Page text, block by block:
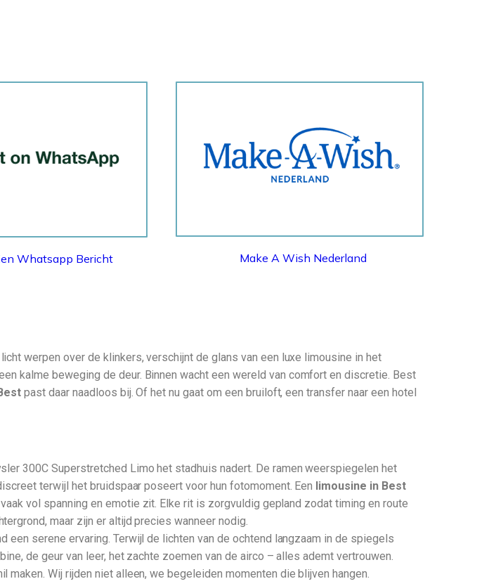
WHATSAPP
Whatsapp Bericht
MAKE A WISH NEDERLAND
Make A Wish Nederland
werpen over de klinkers, verschijnt de glans van een luxe limousine in het
kalme beweging de deur. Binnen wacht een wereld van comfort en discretie. Best
past daar naadloos bij. Of het nu gaat om een bruiloft, een transfer naar een hotel
300C Superstretched Limo het stadhuis nadert. De ramen weerspiegelen het
terwijl het bruidspaar poseert voor hun fotomoment. Een limousine in Best
vol spanning en emotie zit. Elke rit is zorgvuldig gepland zodat timing en route
maar zijn er altijd precies wanneer nodig.
serene ervaring. Terwijl de lichten van de ochtend langzaam in de spiegels
de geur van leer, het zachte zoemen van de airco – alles ademt vertrouwen.
Wij rijden niet alleen, we begeleiden momenten die blijven hangen.